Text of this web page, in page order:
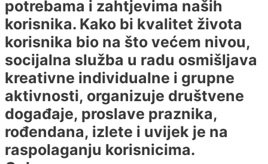
potrebama i zahtjevima naših
korisnika. Kako bi kvalitet života
korisnika bio na što većem nivou,
socijalna služba u radu osmišljava
kreativne individualne i grupne
aktivnosti, organizuje društvene
događaje, proslave praznika,
rođendana, izlete i uvijek je na
raspolaganju korisnicima.